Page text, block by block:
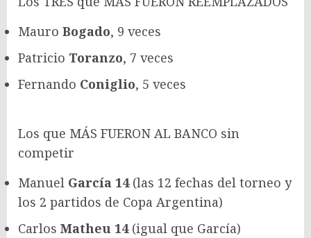
Mauro Bogado, 9 veces
Patricio Toranzo, 7 veces
Fernando Coniglio, 5 veces
Los que MÁS FUERON AL BANCO sin
competir
Manuel García 14(las 12 fechas del torneo y
los 2 partidos de Copa Argentina)
Carlos Matheu 14(igual que García)